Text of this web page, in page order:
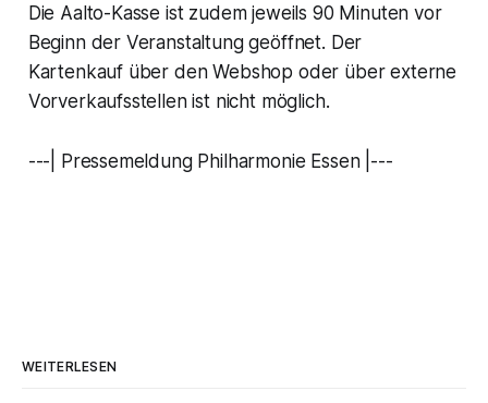
Die Aalto-Kasse ist zudem jeweils 90 Minuten vor
Beginn der Veranstaltung geöffnet. Der
Kartenkauf über den Webshop oder über externe
Vorverkaufsstellen ist nicht möglich.
---| Pressemeldung Philharmonie Essen |---
WEITERLESEN